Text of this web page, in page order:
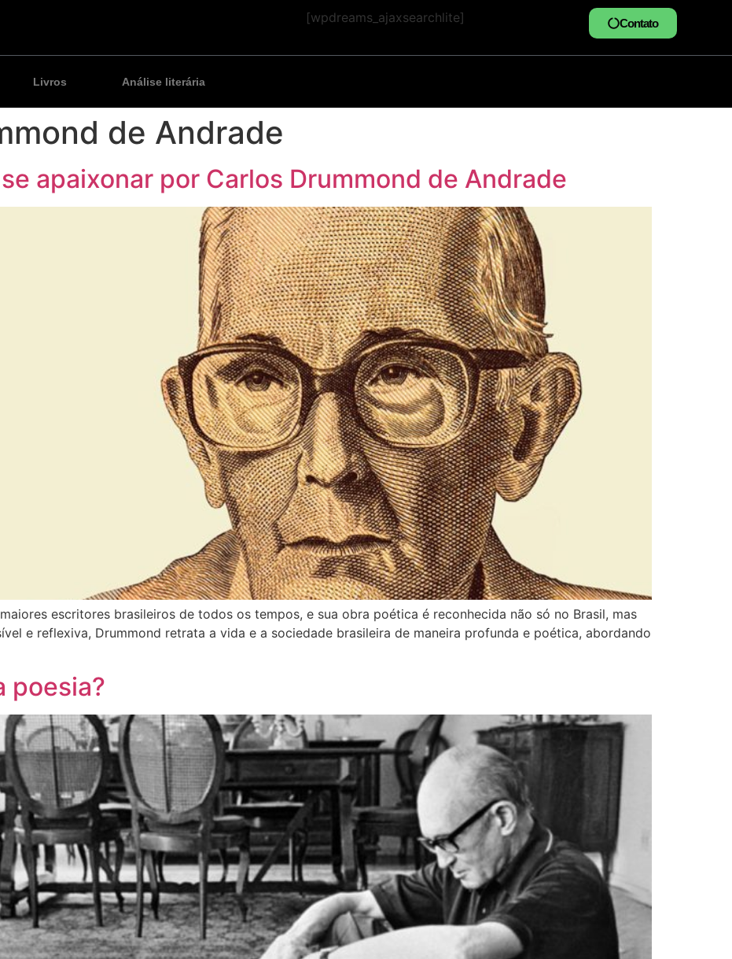
[wpdreams_ajaxsearchlite] Contato
Livros Análise literária
de Andrade
apaixonar por Carlos Drummond de Andrade
escritores brasileiros de todos os tempos, e sua obra poética é reconhecida não só no Brasil, mas
e reflexiva, Drummond retrata a vida e a sociedade brasileira de maneira profunda e poética, abordando
poesia?